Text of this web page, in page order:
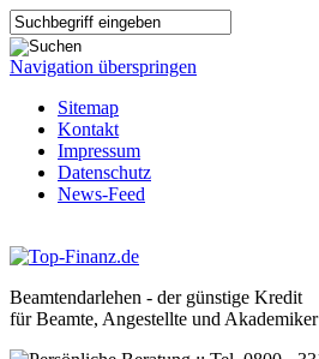
Navigation überspringen
Sitemap
Kontakt
Impressum
Datenschutz
News-Feed
Beamtendarlehen - der günstige Kredit
für Beamte, Angestellte und Akademiker